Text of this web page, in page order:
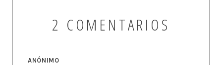
2 COMENTARIOS
ANÓNIMO